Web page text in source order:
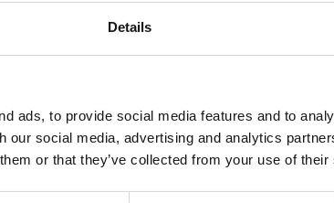
Details
ads, to provide social media features and to
our social media, advertising and analytics
or that they’ve collected from your use of
med flygtninge- eller
målsætning, herunder at finde eller
Målgruppen indebærer voksne og
15 år.